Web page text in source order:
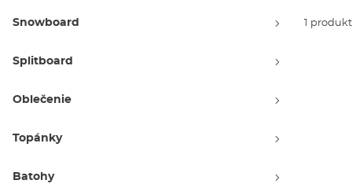
Snowboard
Splitboard
Oblečenie
Topánky
Batohy
Zoradiť podľa: 1 produkt